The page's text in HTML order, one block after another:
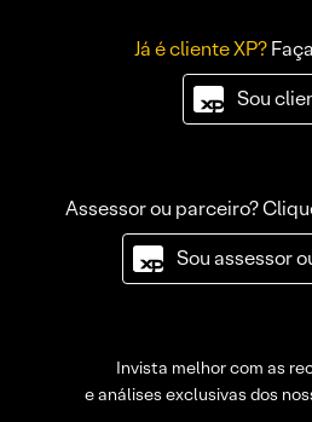
Já é cliente XP?
Sou
Assessor ou parceiro?
Sou assessor
Invista melhor com as
e análises exclusivas dos